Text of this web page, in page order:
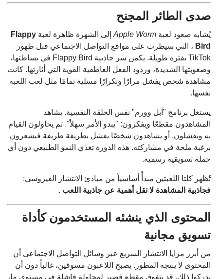
صدى الطائر المجنح
يُشابه صعود لعبة Apple Worm إلى الشهرة ظاهرة لعبة Flappy
Bird ، التي سيطرت على مواقع التواصل الاجتماعي قبل ظهور
TikTok بفترة طويلة. يكمن سر جاذبية Flappy Bird في بساطتها،
وصعوبتها الشديدة، وردود الفعل العاطفية القوية التي أثارتها. كانت
مشاهدة شخص يفشل مرارًا وتكرارًا مسلية تمامًا مثل لعب اللعبة
نفسها.
يستغل برنامج "آبل وورم" نفس الحلقة النفسية. يشاهد
المشاهدون مقطعًا ويفكرون: "يبدو الأمر سهلاً". ثم يحاولون القيام
به ويفشلون. أو يشاهدون شخصًا يفشل بطريقة طريفة فيشعرون
برغبة ملحة في مشاركته. هذه الدورة تغذي النمو الطبيعي دون أي
حملة تسويقية رسمية.
تُظهر كلتا اللعبتين مبدأً أساسياً من مبادئ الانتشار الفيروسي:
فجاذبية المشاهدة لا تقل أهمية عن جاذبية اللعب .
المحتوى الذي ينشئه المستخدمون كأداة
تسويق مجانية
من أبرز مزايا الانتشار السريع عبر وسائل التواصل الاجتماعي أن
المحتوى لا ينتجه المطور. يصبح اللاعبون مسوقين، غالباً دون أن
يدركوا ذلك. قد يتفوق مقطع قصير لمحاولة فاشلة في مستوى ما،